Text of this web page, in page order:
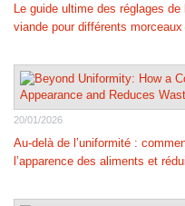
Le guide ultime des réglages
viande pour différents
20/01/2026
Au-delà de l’uniformité :
l’apparence des aliments et